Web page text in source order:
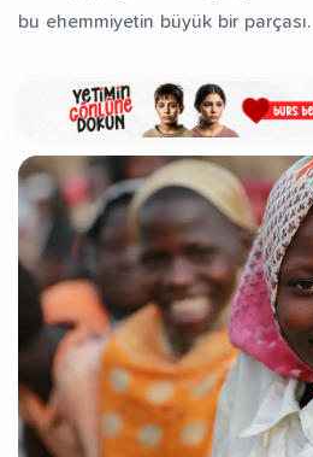
bu ehemmiyetin büyük bir parçası.